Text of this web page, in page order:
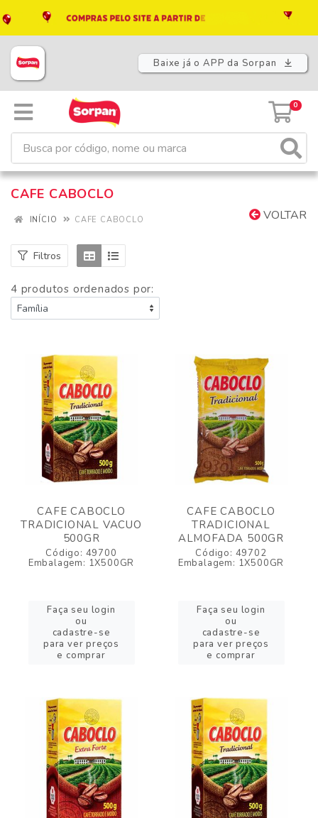
Baixe já o APP da Sorpan
0
CAFE CABOCLO
VOLTAR
INÍCIO CAFE CABOCLO
Filtros
4 produtos ordenados por:
CAFE CABOCLO
TRADICIONAL VACUO
500GR
Código: 49700
Embalagem: 1X500GR
Faça seu login
ou
cadastre-se
para ver preços
e comprar
CAFE CABOCLO
TRADICIONAL
ALMOFADA 500GR
Código: 49702
Embalagem: 1X500GR
Faça seu login
ou
cadastre-se
para ver preços
e comprar